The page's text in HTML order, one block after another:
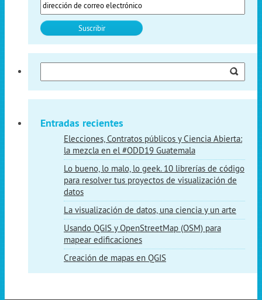
Entradas recientes
Elecciones, Contratos públicos y Ciencia Abierta:
la mezcla en el #ODD19 Guatemala
Lo bueno, lo malo, lo geek. 10 librerías de código
para resolver tus proyectos de visualización de
datos
La visualización de datos, una ciencia y un arte
Usando QGIS y OpenStreetMap (OSM) para
mapear edificaciones
Creación de mapas en QGIS